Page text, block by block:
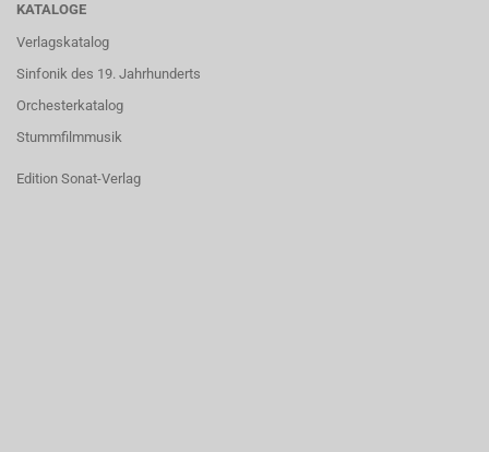
KATALOGE
Verlagskatalog
Sinfonik des 19. Jahrhunderts
Orchesterkatalog
Stummfilmmusik
Edition Sonat-Verlag